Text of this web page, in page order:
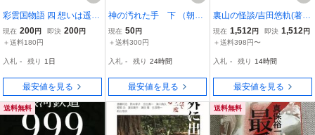
彩雲国物語 四 想いは遥か
なる茶都へ (角川文庫) 雪
乃 紗衣
現在 200円 即決 200円
＋送料180円
入札 - 残り 1日
最安値を見る
神の汚れた手 下 （朝日
文庫） 曽野綾子／著/本◆
B0622-29
現在 50円
＋送料300円
入札 - 残り 24時間
最安値を見る
裏山の怪談/吉田悠軌(著
者)
現在 1,512 円 即決 1,512 円
＋送料398円〜
入札 - 残り 14時間
最安値を見る
送料無料 送料無料